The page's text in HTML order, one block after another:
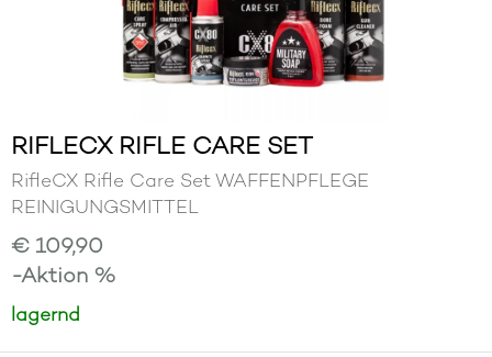
RIFLECX RIFLE CARE SET
RifleCX Rifle Care Set WAFFENPFLEGE
REINIGUNGSMITTEL
€ 109,90
-Aktion %
lagernd